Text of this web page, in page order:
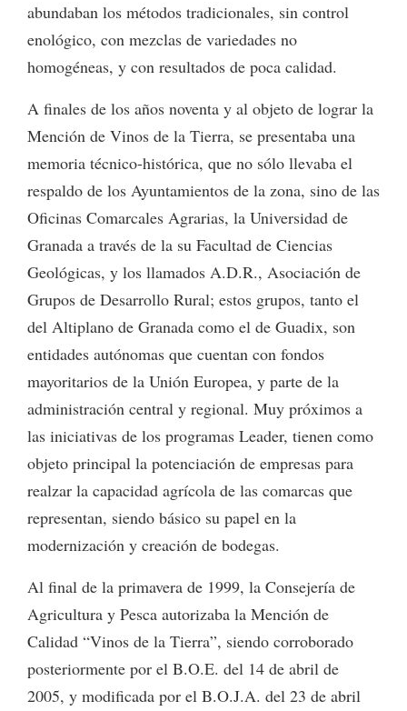
abundaban los métodos tradicionales, sin control
enológico, con mezclas de variedades no
homogéneas, y con resultados de poca calidad.
A finales de los años noventa y al objeto de lograr la
Mención de Vinos de la Tierra, se presentaba una
memoria técnico-histórica, que no sólo llevaba el
respaldo de los Ayuntamientos de la zona, sino de las
Oficinas Comarcales Agrarias, la Universidad de
Granada a través de la su Facultad de Ciencias
Geológicas, y los llamados A.D.R., Asociación de
Grupos de Desarrollo Rural; estos grupos, tanto el
del Altiplano de Granada como el de Guadix, son
entidades autónomas que cuentan con fondos
mayoritarios de la Unión Europea, y parte de la
administración central y regional. Muy próximos a
las iniciativas de los programas Leader, tienen como
objeto principal la potenciación de empresas para
realzar la capacidad agrícola de las comarcas que
representan, siendo básico su papel en la
modernización y creación de bodegas.
Al final de la primavera de 1999, la Consejería de
Agricultura y Pesca autorizaba la Mención de
Calidad “Vinos de la Tierra”, siendo corroborado
posteriormente por el B.O.E. del 14 de abril de
2005, y modificada por el B.O.J.A. del 23 de abril